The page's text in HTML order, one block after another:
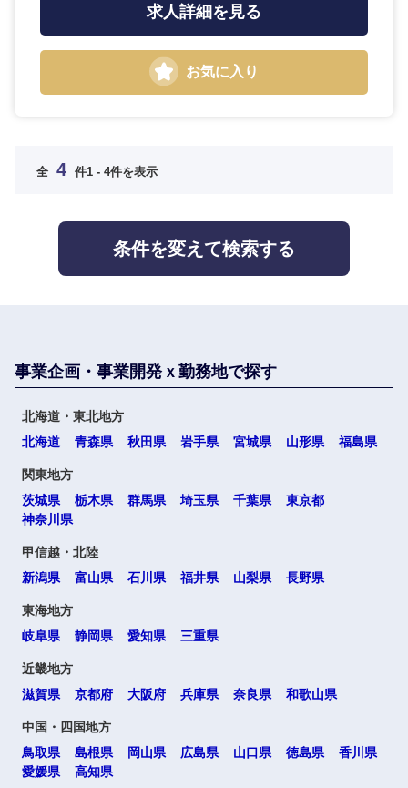
求人詳細を見る
お気に入り
全 4 件1 - 4件を表示
条件を変えて検索する
事業企画・事業開発ｘ勤務地で探す
北海道・東北地方
北海道
青森県 秋田県 岩手県 宮城県 山形県 福島県
関東地方
茨城県
栃木県 群馬県 埼玉県 千葉県
東京都
神奈川県
甲信越・北陸
新潟県
富山県 石川県 福井県 山梨県 長野県
東海地方
岐阜県
静岡県 愛知県 三重県
近畿地方
滋賀県
京都府 大阪府 兵庫県 奈良県 和歌山県
中国・四国地方
鳥取県
島根県 岡山県 広島県 山口県 徳島県
香川県
愛媛県
高知県